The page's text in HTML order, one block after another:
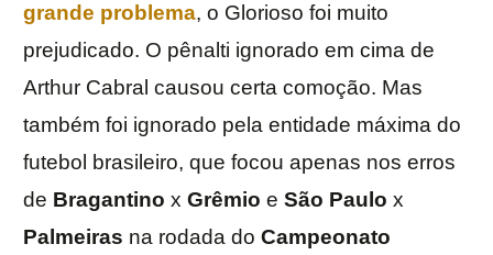
grande problema, o Glorioso foi muito
prejudicado. O pênalti ignorado em cima de
Arthur Cabral causou certa comoção. Mas
também foi ignorado pela entidade máxima do
futebol brasileiro, que focou apenas nos erros
de Bragantino x Grêmio e São Paulo x
Palmeiras na rodada do Campeonato